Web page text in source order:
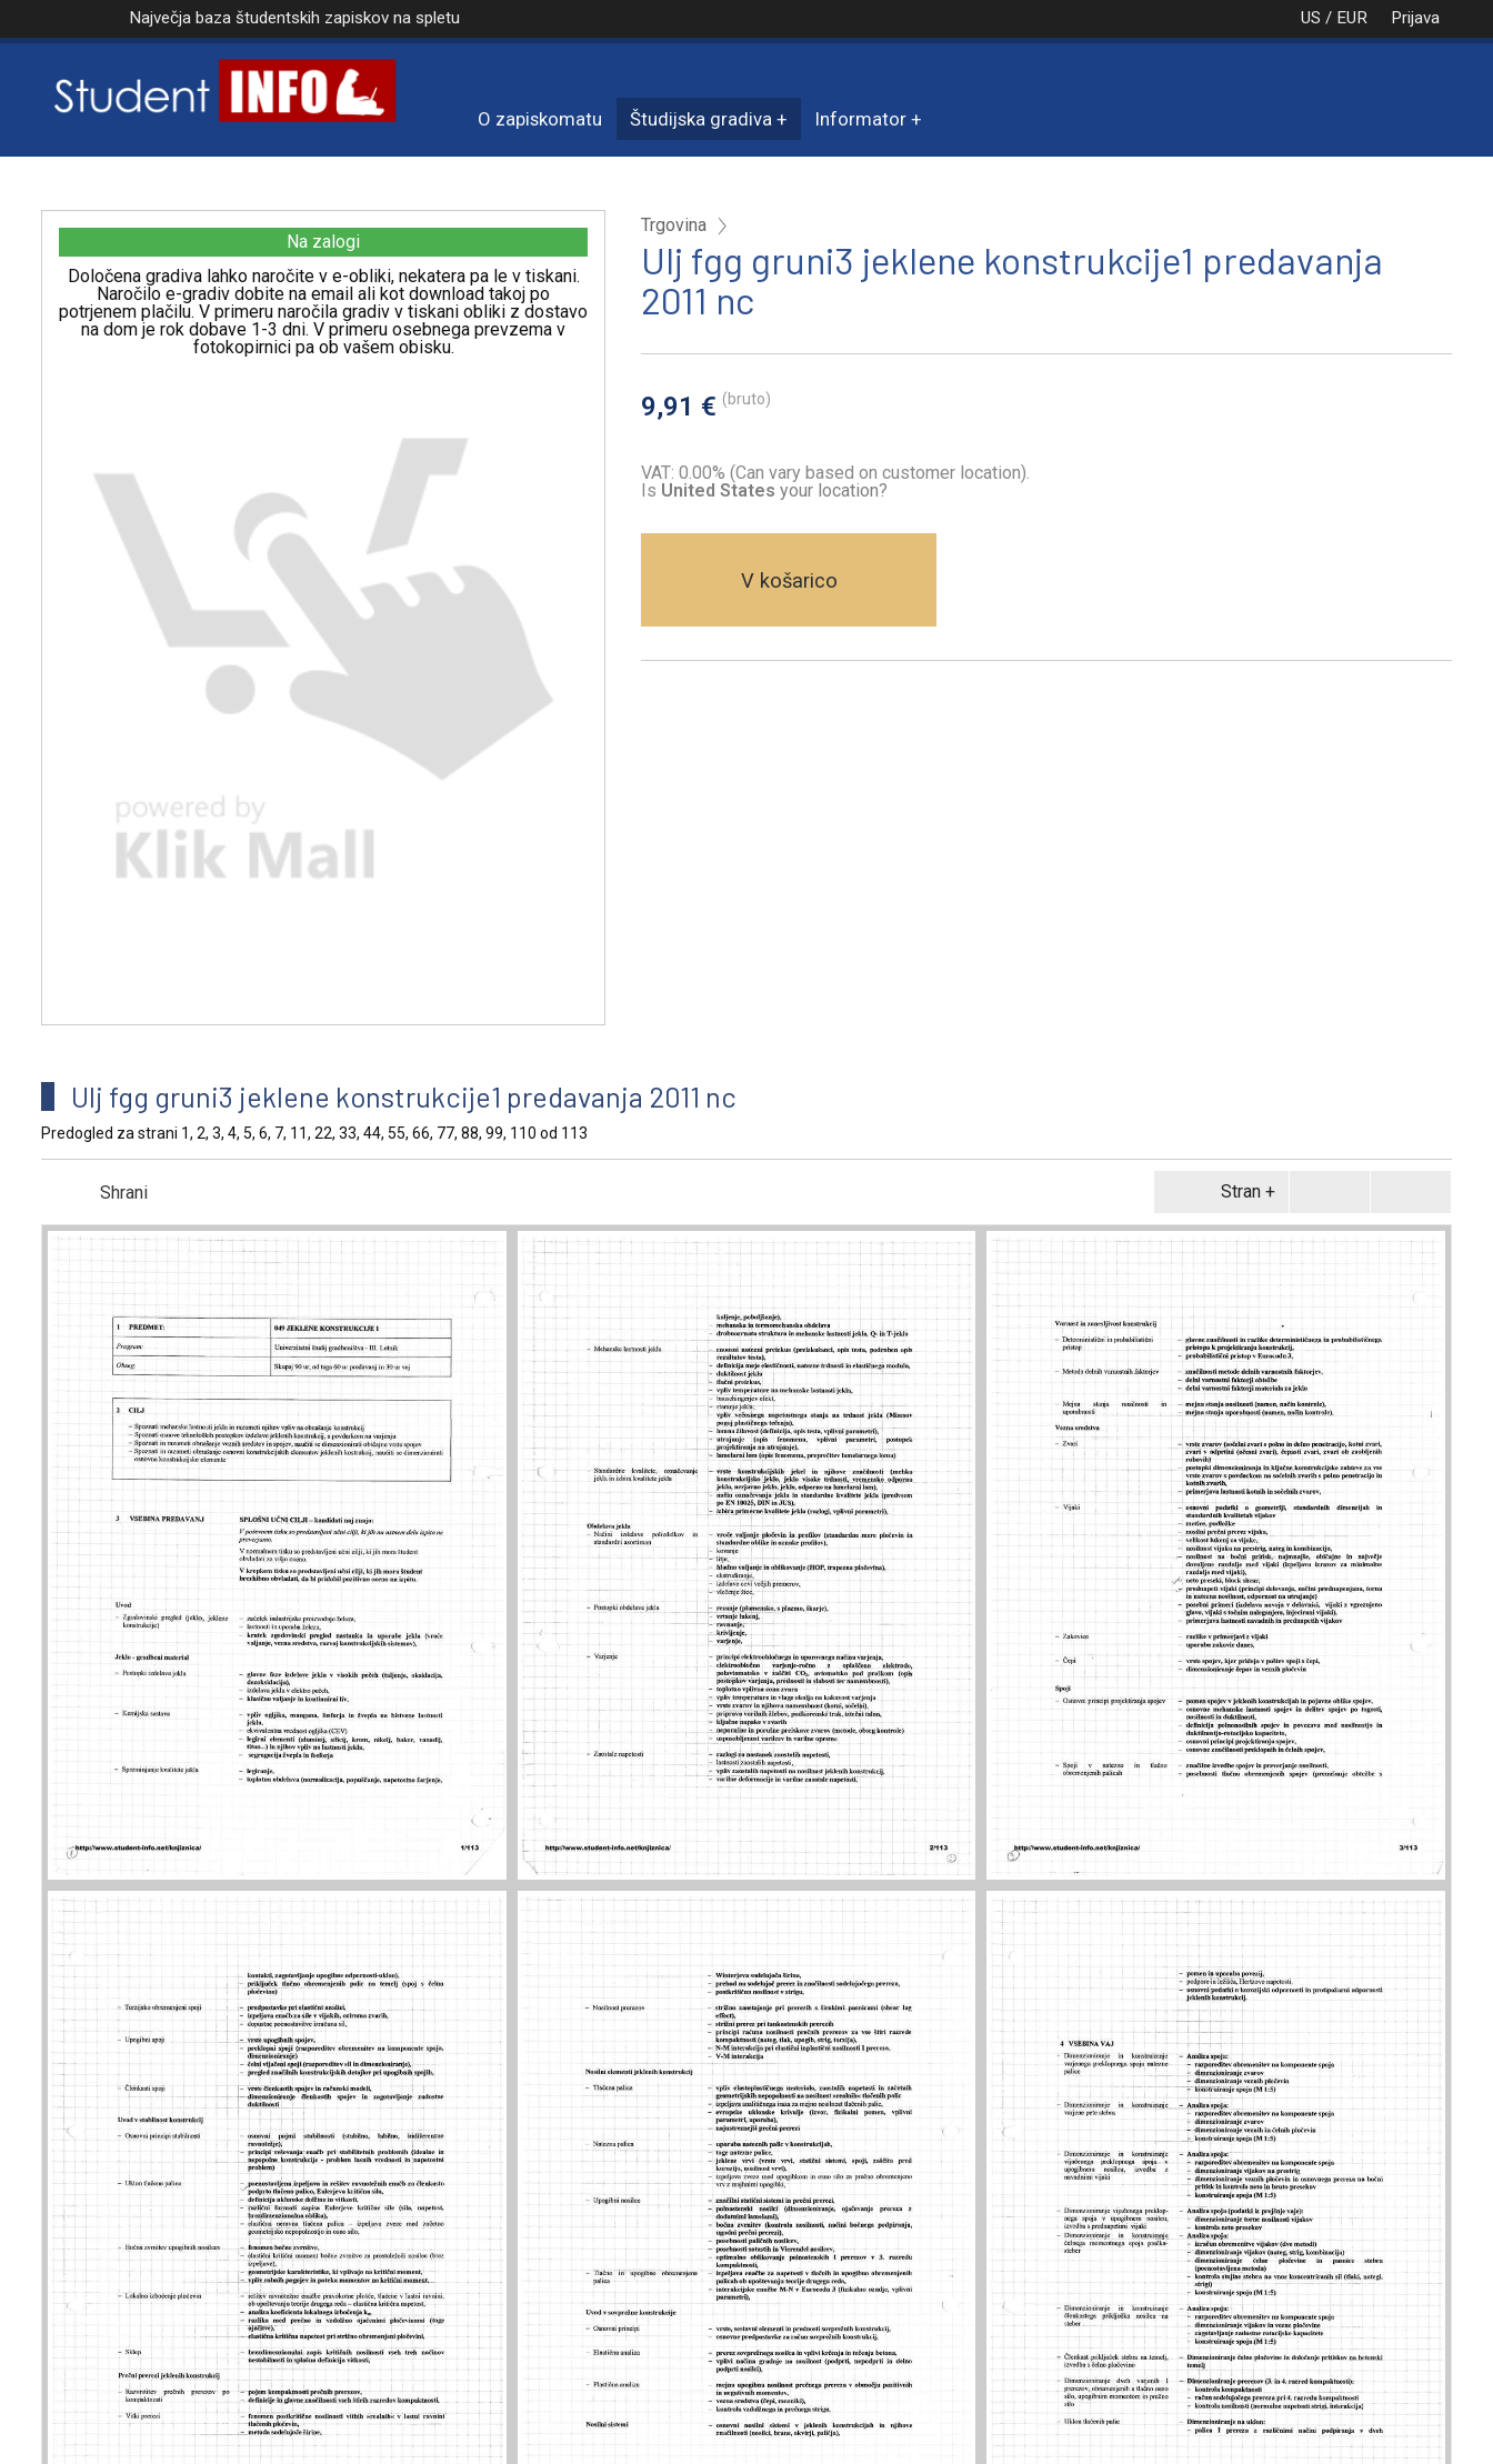
Prijava
US / EUR
Največja baza študentskih zapiskov na spletu
O zapiskomatu Študijska gradiva Informator
Na zalogi
Določena gradiva lahko naročite v e-obliki, nekatera pa le v tiskani.
Naročilo e-gradiv dobite na email ali kot download takoj po
potrjenem plačilu. V primeru naročila gradiv v tiskani obliki z dostavo
na dom je rok dobave 1-3 dni. V primeru osebnega prevzema v
fotokopirnici pa ob vašem obisku.
Trgovina
Ulj fgg gruni3 jeklene konstrukcije1 predavanja
2011 nc
9,91 € (bruto)
VAT: 0.00% (Can vary based on customer location).
Is United States your location?
V košarico
Ulj fgg gruni3 jeklene konstrukcije1 predavanja 2011 nc
Predogled za strani 1, 2, 3, 4, 5, 6, 7, 11, 22, 33, 44, 55, 66, 77, 88, 99, 110 od 113
Stran
Shrani